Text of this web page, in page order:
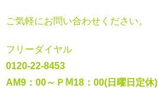
ご気軽にお問い合わせください。
フリーダイヤル
0120-22-8453
AM9：00～ＰⅯ18：00(日曜日定休)